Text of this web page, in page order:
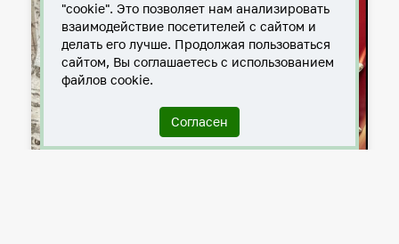
"cookie". Это позволяет нам анализировать
взаимодействие посетителей с сайтом и
делать его лучше. Продолжая пользоваться
сайтом, Вы соглашаетесь с использованием
файлов cookie.
Согласен